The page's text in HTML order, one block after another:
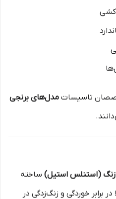
تاسیسات مدل‌های برنجی
(استنلس استیل) ساخته
برابر خوردگی و زنگ‌زدگی در